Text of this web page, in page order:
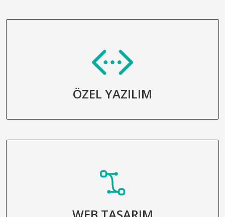
ÖZEL YAZILIM